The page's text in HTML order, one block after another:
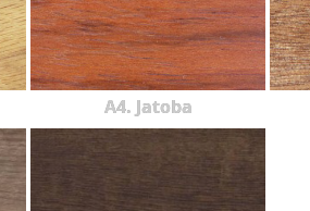
A4. Jatoba